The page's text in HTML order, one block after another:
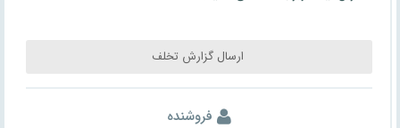
ارسال گزارش تخلف
فروشنده